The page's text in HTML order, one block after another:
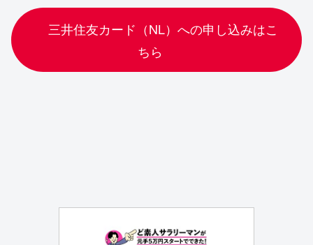
三井住友カード（NL）への申し込みはこ
ちら